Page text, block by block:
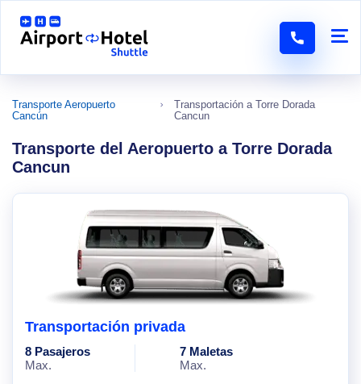
Transporte Aeropuerto
Cancún
Transportación a Torre Dorada
Cancun
Transporte del Aeropuerto a Torre Dorada
Cancun
Transportación privada
8 Pasajeros
Max.
7 Maletas
Max.